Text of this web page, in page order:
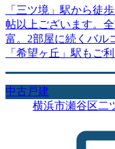
「三ツ境」駅から徒
帖以上ございます。
富。2部屋に続くバル
「希望ヶ丘」駅もご
中古戸建
横浜市瀬谷区二